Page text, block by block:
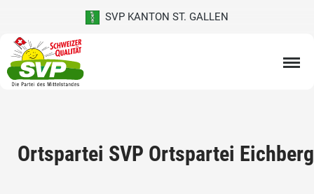
SVP KANTON ST. GALLEN
Ortspartei SVP Ortspartei Eichberg